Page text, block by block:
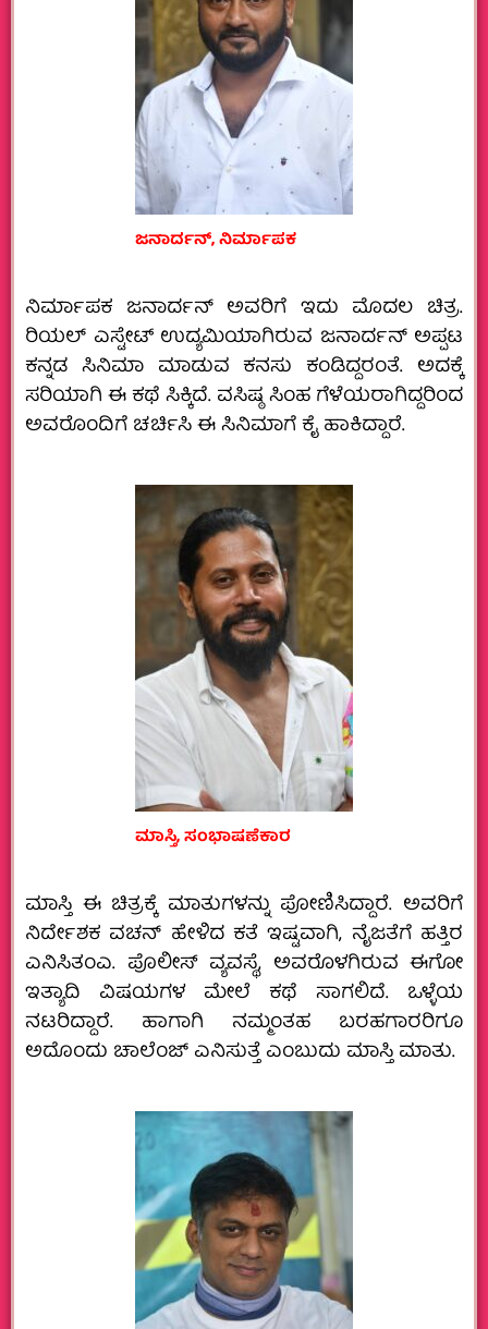
ಜನಾರ್ದನ್‌, ನಿರ್ಮಾಪಕ
ನಿರ್ಮಾಪಕ ಜನಾರ್ದನ್‌ ಅವರಿಗೆ ಇದು ಮೊದಲ ಚಿತ್ರ.
ರಿಯಲ್‌ ಎಸ್ಟೇಟ್‌ ಉದ್ಯಮಿಯಾಗಿರುವ ಜನಾರ್ದನ್‌ ಅಪ್ಪಟ
ಕನ್ನಡ ಸಿನಿಮಾ ಮಾಡುವ ಕನಸು ಕಂಡಿದ್ದರಂತೆ. ಅದಕ್ಕೆ
ಸರಿಯಾಗಿ ಈ ಕಥೆ ಸಿಕ್ಕಿದೆ. ವಸಿಷ್ಠ ಸಿಂಹ ಗೆಳೆಯರಾಗಿದ್ದರಿಂದ
ಅವರೊಂದಿಗೆ ಚರ್ಚಿಸಿ ಈ ಸಿನಿಮಾಗೆ ಕೈ ಹಾಕಿದ್ದಾರೆ.
ಮಾಸ್ತಿ, ಸಂಭಾಷಣೆಕಾರ
ಮಾಸ್ತಿ ಈ ಚಿತ್ರಕ್ಕೆ ಮಾತುಗಳನ್ನು ಪೋಣಿಸಿದ್ದಾರೆ. ಅವರಿಗೆ
ನಿರ್ದೇಶಕ ವಚನ್‌ ಹೇಳಿದ ಕತೆ ಇಷ್ಟವಾಗಿ, ನೈಜತೆಗೆ ಹತ್ತಿರ
ಎನಿಸಿತಂಎ. ಪೊಲೀಸ್‌ ವ್ಯವಸ್ಥೆ, ಅವರೊಳಗಿರುವ ಈಗೋ
ಇತ್ಯಾದಿ ವಿಷಯಗಳ ಮೇಲೆ ಕಥೆ ಸಾಗಲಿದೆ. ಒಳ್ಳೆಯ
ನಟರಿದ್ದಾರೆ. ಹಾಗಾಗಿ ನಮ್ಮಂತಹ ಬರಹಗಾರರಿಗೂ
ಅದೊಂದು ಚಾಲೆಂಜ್‌ ಎನಿಸುತ್ತೆ ಎಂಬುದು ಮಾಸ್ತಿ ಮಾತು.